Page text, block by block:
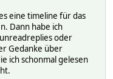
eine timeline für das
Dann habe ich
oder
Gedanke über
ich schonmal gelesen